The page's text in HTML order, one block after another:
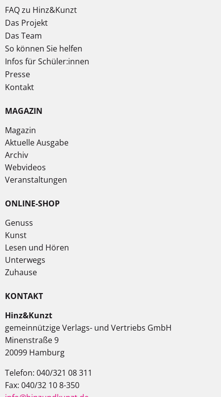
FAQ zu Hinz&Kunzt
Das Projekt
Das Team
So können Sie helfen
Infos für Schüler:innen
Presse
Kontakt
MAGAZIN
Magazin
Aktuelle Ausgabe
Archiv
Webvideos
Veranstaltungen
ONLINE-SHOP
Genuss
Kunst
Lesen und Hören
Unterwegs
Zuhause
KONTAKT
Hinz&Kunzt
gemeinnützige Verlags- und Vertriebs GmbH
Minenstraße 9
20099 Hamburg
Telefon: 040/321 08 311
Fax: 040/32 10 8-350